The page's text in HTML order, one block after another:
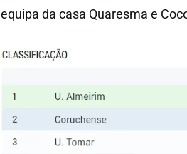
equipa da casa Quaresma e